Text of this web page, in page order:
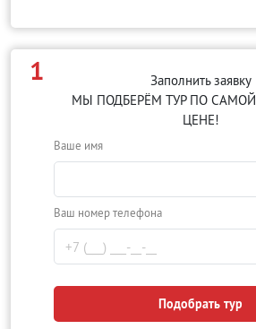
1
Заполнить заявку
МЫ ПОДБЕРЁМ ТУР ПО САМОЙ
ЦЕНЕ!
Ваше имя
Ваш номер телефона
Подобрать тур